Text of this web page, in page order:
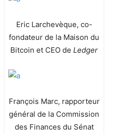
Eric Larchevèque, co-
fondateur de la Maison du
Bitcoin et CEO de Ledger
François Marc, rapporteur
général de la Commission
des Finances du Sénat